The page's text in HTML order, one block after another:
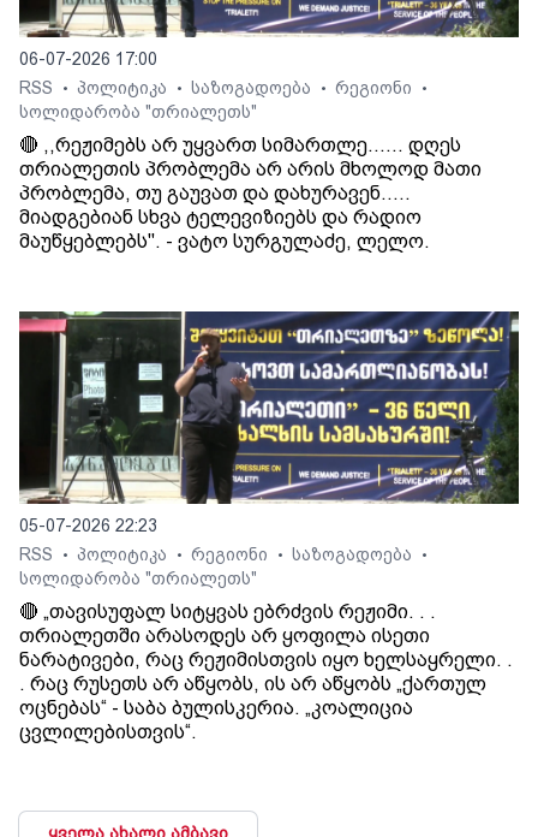
06-07-2026 17:00
RSS
• პოლიტიკა • საზოგადოება • რეგიონი •
სოლიდარობა "თრიალეთს"
🔴 ,,რეჟიმებს არ უყვართ სიმართლე...... დღეს
თრიალეთის პრობლემა არ არის მხოლოდ მათი
პრობლემა, თუ გაუვათ და დახურავენ.....
მიადგებიან სხვა ტელევიზიებს და რადიო
მაუწყებლებს". - ვატო სურგულაძე, ლელო.
05-07-2026 22:23
RSS
• პოლიტიკა • რეგიონი • საზოგადოება •
სოლიდარობა "თრიალეთს"
🔴 „თავისუფალ სიტყვას ებრძვის რეჟიმი. . .
თრიალეთში არასოდეს არ ყოფილა ისეთი
ნარატივები, რაც რეჟიმისთვის იყო ხელსაყრელი. .
. რაც რუსეთს არ აწყობს, ის არ აწყობს „ქართულ
ოცნებას“ - საბა ბულისკერია. „კოალიცია
ცვლილებისთვის“.